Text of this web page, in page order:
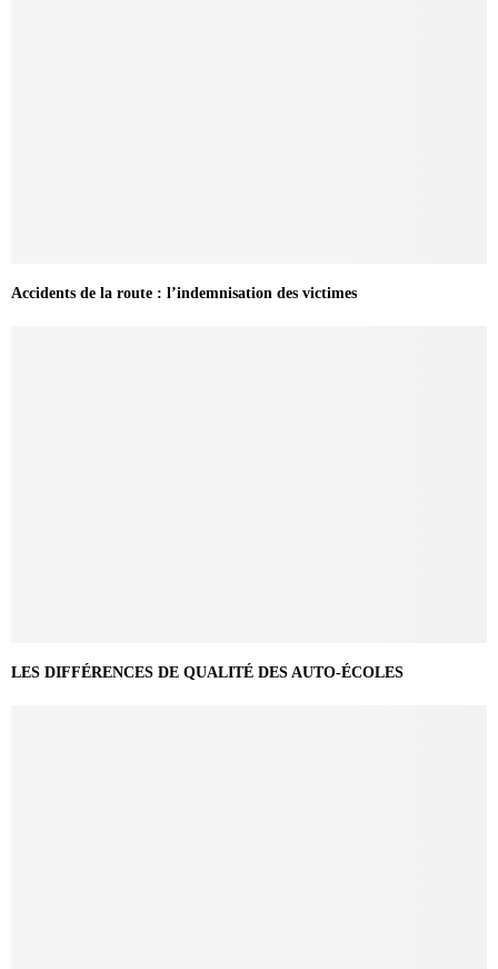
Accidents de la route : l’indemnisation des victimes
LES DIFFÉRENCES DE QUALITÉ DES AUTO-ÉCOLES